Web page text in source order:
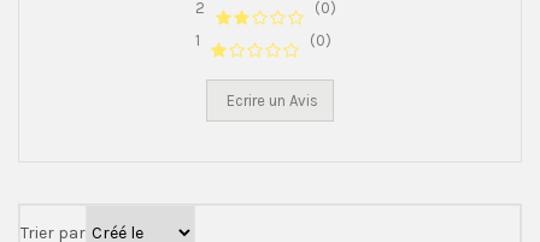
2
(0)
1
(0)
Ecrire un Avis
Trier par